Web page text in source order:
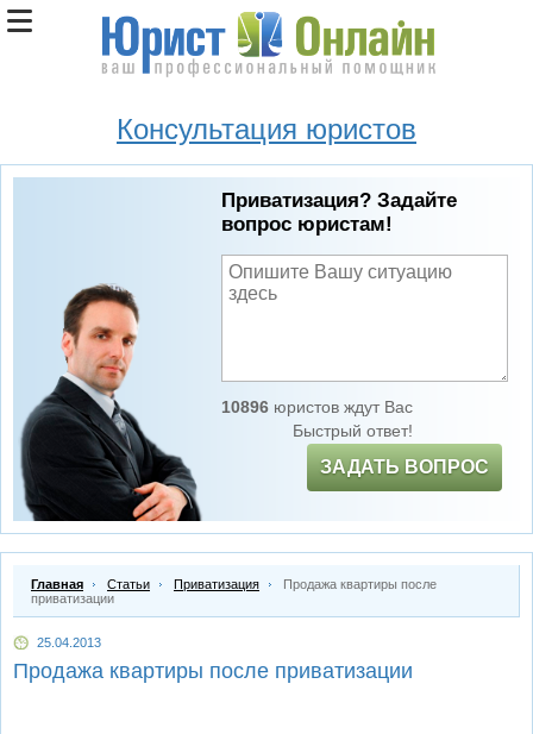
Консультация юристов
Приватизация? Задайте
вопрос юристам!
10896юристов ждут Вас
Быстрый ответ!
ЗАДАТЬ ВОПРОС
Главная Статьи Приватизация
Продажа квартиры после
приватизации
25.04.2013
Продажа квартиры после приватизации